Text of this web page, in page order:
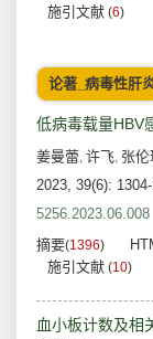
施引文献 (6)
论著_病毒性肝
低病毒载量HBV
姜曼蕾, 许飞, 张伦
2023, 39(6):
5256.2023.06.008
摘要(1396)
施引文献 (10)
血小板计数及相